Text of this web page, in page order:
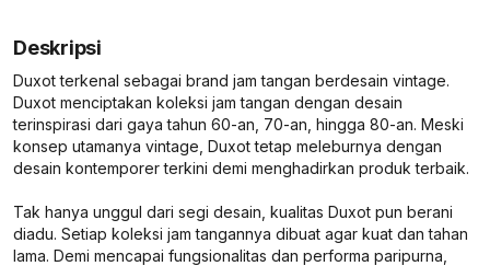
Deskripsi
Duxot terkenal sebagai brand jam tangan berdesain vintage.
Duxot menciptakan koleksi jam tangan dengan desain
terinspirasi dari gaya tahun 60-an, 70-an, hingga 80-an. Meski
konsep utamanya vintage, Duxot tetap meleburnya dengan
desain kontemporer terkini demi menghadirkan produk terbaik.
Tak hanya unggul dari segi desain, kualitas Duxot pun berani
diadu. Setiap koleksi jam tangannya dibuat agar kuat dan tahan
lama. Demi mencapai fungsionalitas dan performa paripurna,